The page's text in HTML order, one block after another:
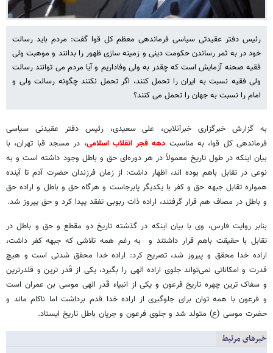
رئیس دفتر عقیدتی سیاسی فرماندهی معظم کل قوا گفت: مردم باید رسالت
خود در به ثمر رساندن حکومت دینی و زمینه سازی ظهور را بدانند و موهبت ولی
فقیه صحنه آزمایش است که چقدر به ولی وفاداریم و آیا مردم می توانند رسالت
ولی فقیه نسبت به ایران را تحمل کنند، اگر تحمل نکنند چگونه رسالت ولی و
امام را نسبت به جهان را تحمل می ‌کنند؟
به گزارش خبرگزاری خبرآنلاین، علی سعیدی، رئیس دفتر عقیدتی سیاسی
فرماندهی کل قوا، به مناسبت دهه فجر انقلاب اسلامی، در مسجد قبا تهران، با
بیان اینکه در طول تاریخ معمولاً در هر دوره‌ای حق و باطل وجود داشته است و به
نوعی در تقابل باهم بوده اند، اظهار داشت: از زمان فرزندان حضرت آدم تا آینده
همواره تقابل جبهه حق و کفر با یکدیگر پابرجاست و هرگاه حق و باطل و اراده حق
و باطل در مصاف هم قرار گرفتند، اراده ذات ربوبی تفقد پیدا کرد و حق پیروز شد.
بنابر روایت فارس، وی با بیان اینکه در گذشته تاریخ دو مقطع و حق و باطل در
تقابل با حقیقت باهم قرار داشتند و به رغم همه تلاشی که جبهه کفر داشت،
اراده خدا محقق و پیروز شد، تصریح کرد: اراده خدا محقق شدنی است و هیچ
قدرت و امکاناتی نمی‌تواند جلوی اراده الهی را بگیرد، یکی از قَدر ترین و قلدرترین
و سفاک ترین چهره تاریخ فرعون و یکی از انبیاء قَدر الهی موسی بن عمران است
و فرعون با همه توان برای جلوگیری از اراده خدا قدم برداشت اما ناکام ماند و
حضرت موسی (ع) متولد شد و جلوی فرعون و جریان باطل تاریخ ایستاد.
خبرهای مرتبط